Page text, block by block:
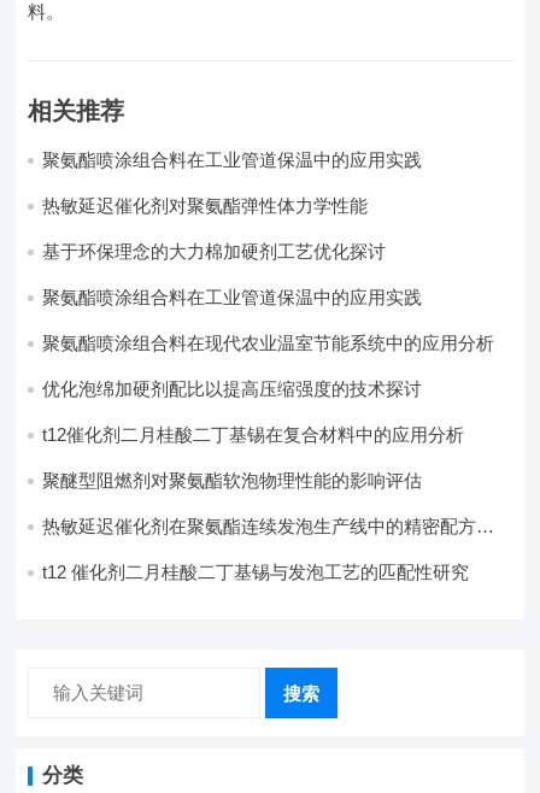
料。
相关推荐
聚氨酯喷涂组合料在工业管道保温中的应用实践
热敏延迟催化剂对聚氨酯弹性体力学性能
基于环保理念的大力棉加硬剂工艺优化探讨
聚氨酯喷涂组合料在工业管道保温中的应用实践
聚氨酯喷涂组合料在现代农业温室节能系统中的应用分析​
优化泡绵加硬剂配比以提高压缩强度的技术探讨
t12催化剂二月桂酸二丁基锡在复合材料中的应用分析
聚醚型阻燃剂对聚氨酯软泡物理性能的影响评估​
热敏延迟催化剂在聚氨酯连续发泡生产线中的精密配方设
t12 催化剂二月桂酸二丁基锡与发泡工艺的匹配性研究
搜索
分类